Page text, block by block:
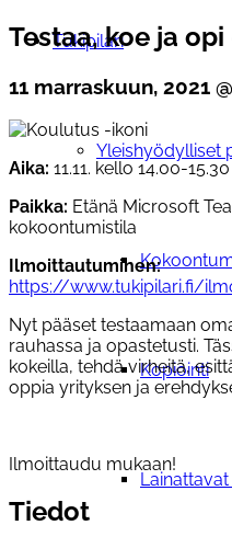
Tukipilari
Yleishyödylliset
Kopiointi
Testaa, koe ja
11 marraskuun, 2021
Aika: 11.11. kello 14.00-15.30
Paikka: Etänä Microsoft
kokoontumistila
Ilmoittautuminen:
https://www.tukipilari.fi/
Nyt pääset testaamaan
rauhassa ja opastetusti.
kokeilla, tehdä virheitä,
oppia yrityksen ja
Ilmoittaudu mukaan!
Tiedot